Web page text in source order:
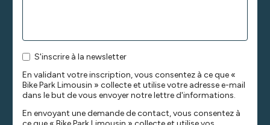
S'inscrire à la newsletter
En validant votre inscription, vous consentez à ce que «
Bike Park Limousin » collecte et utilise votre adresse e-mail
dans le but de vous envoyer notre lettre d'informations.
En envoyant une demande de contact, vous consentez à